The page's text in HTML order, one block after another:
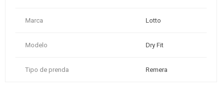
Marca Lotto
Modelo Dry Fit
Tipo de prenda Remera